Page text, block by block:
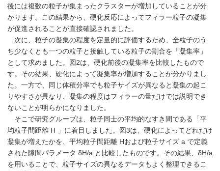
後には複数の粒子が集まったクラスターが増加していることが分
かります。この結果から、硬化反応によってフィラー粒子の凝集
が促進されることが直接確認されました。
次に、粒子の凝集の程度を定量的に評価するため、全粒子のう
ち少なくとも一つの粒子と接触している粒子の割合を「凝集率」
として求めました。図2は、硬化前後の凝集率を比較したもので
す。その結果、硬化によって凝集率が増加することが分かりまし
た。一方で、同じ体積分率でも粒子サイズが異なると凝集の起こ
りやすさが異なり、凝集の程度はフィラーの量だけでは説明でき
ないことが明らかになりました。
そこで研究グループは、粒子同士の平均的なすき間である「平
均粒子間距離 H 」に着目しました。図3は、硬化によってどれだけ
凝集が増えたかを、平均粒子間距離 Hおよび粒子サイズ a で定義
された隙間パラメータ δH/a と比較したものです。その結果、δH/a
を用いることで、粒子サイズの異なるデータもよく整理できるこ